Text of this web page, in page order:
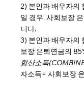
2) 본인과 배우자의
일 경우, 사회보장
니다.
3) 본인과 배우자의
보장 은퇴연금의
합산소득
자소득+ 사회보장